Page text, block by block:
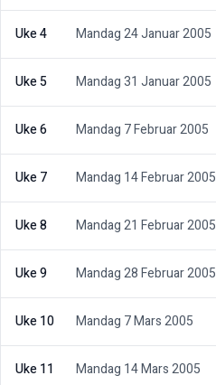
Uke 4 Mandag 24 Januar 2005
Uke 5 Mandag 31 Januar 2005
Uke 6 Mandag 7 Februar 2005
Uke 7 Mandag 14 Februar 2005
Uke 8 Mandag 21 Februar 2005
Uke 9 Mandag 28 Februar 2005
Uke 10 Mandag 7 Mars 2005
Uke 11 Mandag 14 Mars 2005